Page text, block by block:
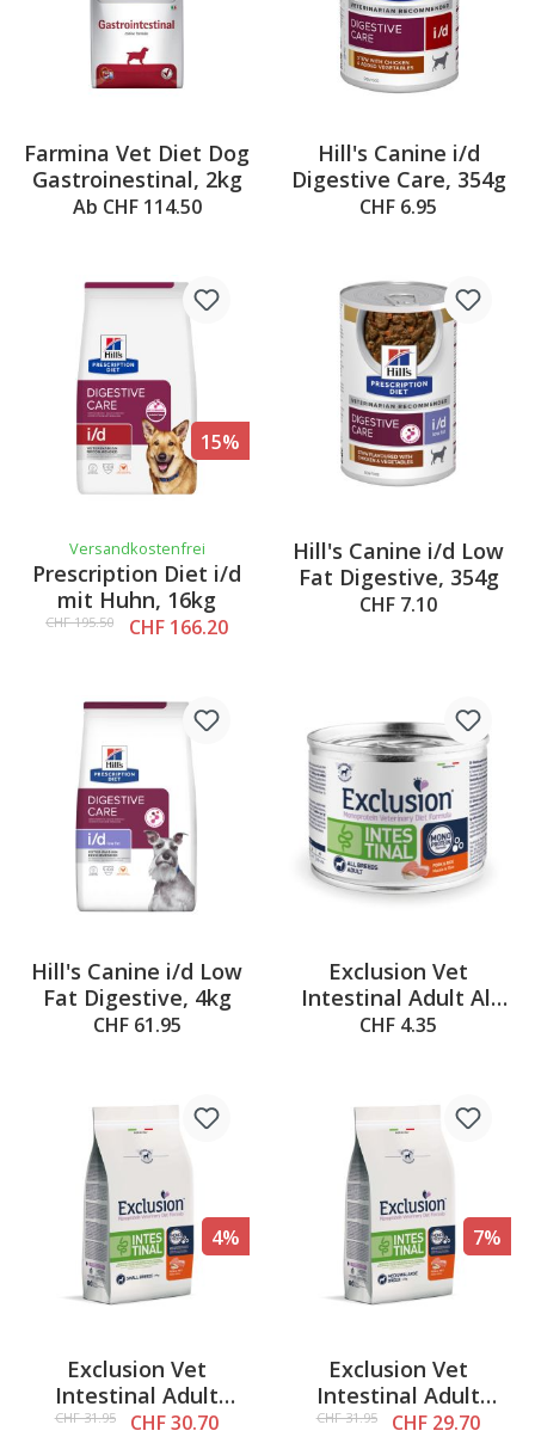
Farmina Vet Diet Dog
Gastroinestinal, 2kg
Ab CHF 114.50
Hill's Canine i/d
Digestive Care, 354g
CHF 6.95
15%
Versandkostenfrei
Prescription Diet i/d
mit Huhn, 16kg
CHF 195.50 CHF 166.20
Hill's Canine i/d Low
Fat Digestive, 354g
CHF 7.10
Hill's Canine i/d Low
Fat Digestive, 4kg
CHF 61.95
Exclusion Vet
Intestinal Adult All
Breeds Pork, 200g
CHF 4.35
4%
Exclusion Vet
Intestinal Adult
Small Pork, 2kg
CHF 31.95 CHF 30.70
7%
Exclusion Vet
Intestinal Adult
Medium & Large
CHF 31.95 CHF 29.70